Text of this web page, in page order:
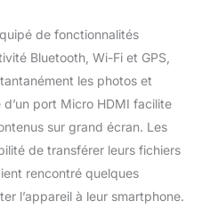
de fonctionnalités
Bluetooth, Wi-Fi et GPS,
les photos et
port Micro HDMI facilite
sur grand écran. Les
de transférer leurs fichiers
rencontré quelques
l’appareil à leur smartphone.